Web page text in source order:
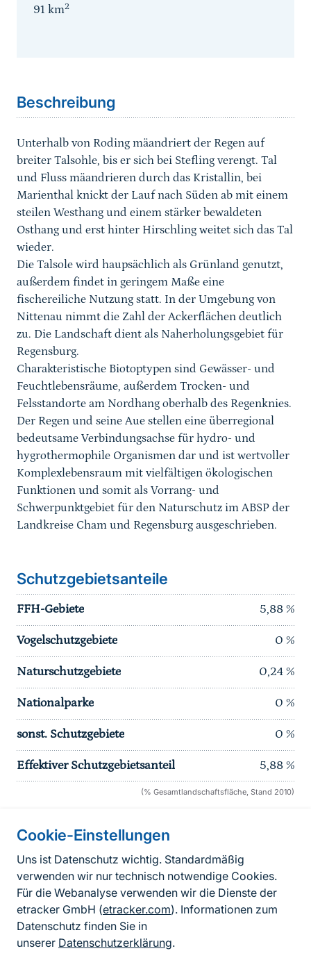
Cookie-Einstellungen
Uns ist Datenschutz wichtig. Standardmäßig
verwenden wir nur technisch notwendige Cookies.
Für die Webanalyse verwenden wir die Dienste der
etracker GmbH (etracker.com). Informationen zum
Datenschutz finden Sie in
unserer Datenschutzerklärung.
91 km2
Beschreibung
Unterhalb von Roding mäandriert der Regen auf
breiter Talsohle, bis er sich bei Stefling verengt. Tal
und Fluss mäandrieren durch das Kristallin, bei
Marienthal knickt der Lauf nach Süden ab mit einem
steilen Westhang und einem stärker bewaldeten
Osthang und erst hinter Hirschling weitet sich das Tal
wieder.
Die Talsole wird haupsächlich als Grünland genutzt,
außerdem findet in geringem Maße eine
fischereiliche Nutzung statt. In der Umgebung von
Nittenau nimmt die Zahl der Ackerflächen deutlich
zu. Die Landschaft dient als Naherholungsgebiet für
Regensburg.
Charakteristische Biotoptypen sind Gewässer- und
Feuchtlebensräume, außerdem Trocken- und
Felsstandorte am Nordhang oberhalb des Regenknies.
Der Regen und seine Aue stellen eine überregional
bedeutsame Verbindungsachse für hydro- und
hygrothermophile Organismen dar und ist wertvoller
Komplexlebensraum mit vielfältigen ökologischen
Funktionen und somit als Vorrang- und
Schwerpunktgebiet für den Naturschutz im ABSP der
Landkreise Cham und Regensburg ausgeschrieben.
Schutzgebietsanteile
FFH-Gebiete 5,88 %
Vogelschutzgebiete 0 %
Naturschutzgebiete 0,24 %
Nationalparke 0 %
sonst. Schutzgebiete 0 %
Effektiver Schutzgebietsanteil 5,88 %
(% Gesamtlandschaftsfläche, Stand 2010)
Informationen zur Seite
FußzeileKontakt zum BfN
Kontaktformular
Erklärung zur Barrierefreiheit